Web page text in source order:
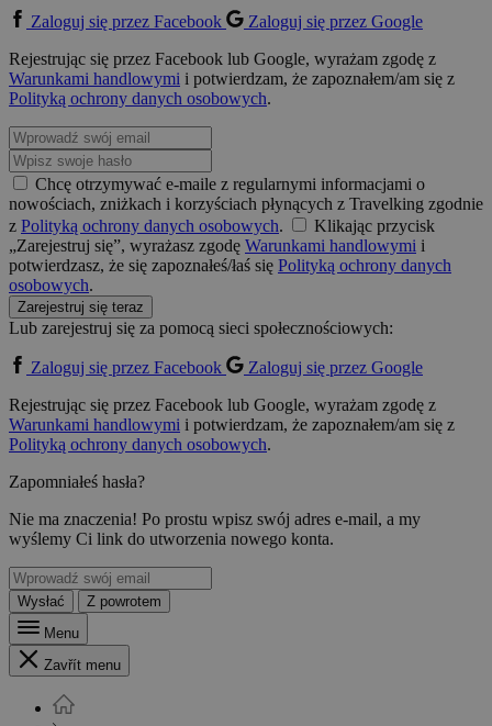
Zaloguj się przez Facebook
Zaloguj się przez Google
Rejestrując się przez Facebook lub Google, wyrażam zgodę z
Warunkami handlowymi i potwierdzam, że zapoznałem/am się z
Polityką ochrony danych osobowych.
Chcę otrzymywać e-maile z regularnymi informacjami o
nowościach, zniżkach i korzyściach płynących z Travelking zgodnie
z Polityką ochrony danych osobowych.
Klikając przycisk
„Zarejestruj się”, wyrażasz zgodę Warunkami handlowymi i
potwierdzasz, że się zapoznałeś/łaś się Polityką ochrony danych
osobowych.
Zarejestruj się teraz
Lub zarejestruj się za pomocą sieci społecznościowych:
Zaloguj się przez Facebook
Zaloguj się przez Google
Rejestrując się przez Facebook lub Google, wyrażam zgodę z
Warunkami handlowymi i potwierdzam, że zapoznałem/am się z
Polityką ochrony danych osobowych.
Zapomniałeś hasła?
Nie ma znaczenia! Po prostu wpisz swój adres e-mail, a my
wyślemy Ci link do utworzenia nowego konta.
Wysłać
Z powrotem
Menu
Zavřít menu